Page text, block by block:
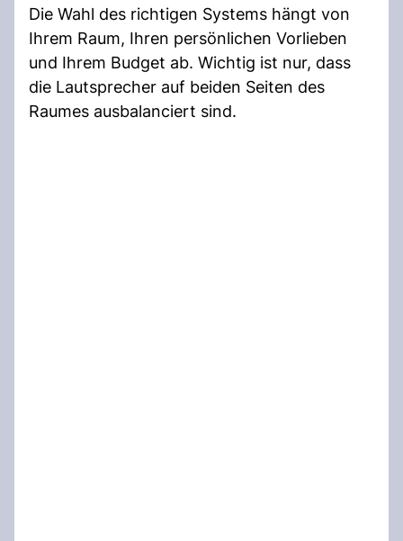
Die Wahl des richtigen Systems hängt von
Ihrem Raum, Ihren persönlichen Vorlieben
und Ihrem Budget ab. Wichtig ist nur, dass
die Lautsprecher auf beiden Seiten des
Raumes ausbalanciert sind.